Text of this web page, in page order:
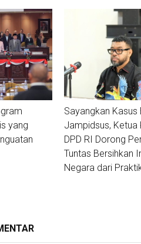
yang
Sayangkan Kasus
Jampidsus, Ketua
DPD RI Dorong
Tuntas Bersihkan
Negara dari